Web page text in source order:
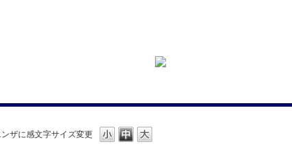
文字サイズ変更
ザに感